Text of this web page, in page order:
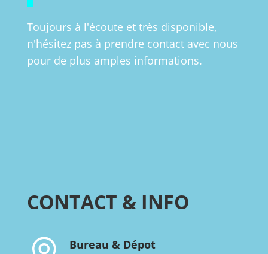
Toujours à l'écoute et très disponible,
n'hésitez pas à prendre contact avec nous
pour de plus amples informations.
CONTACT & INFO
Bureau & Dépot